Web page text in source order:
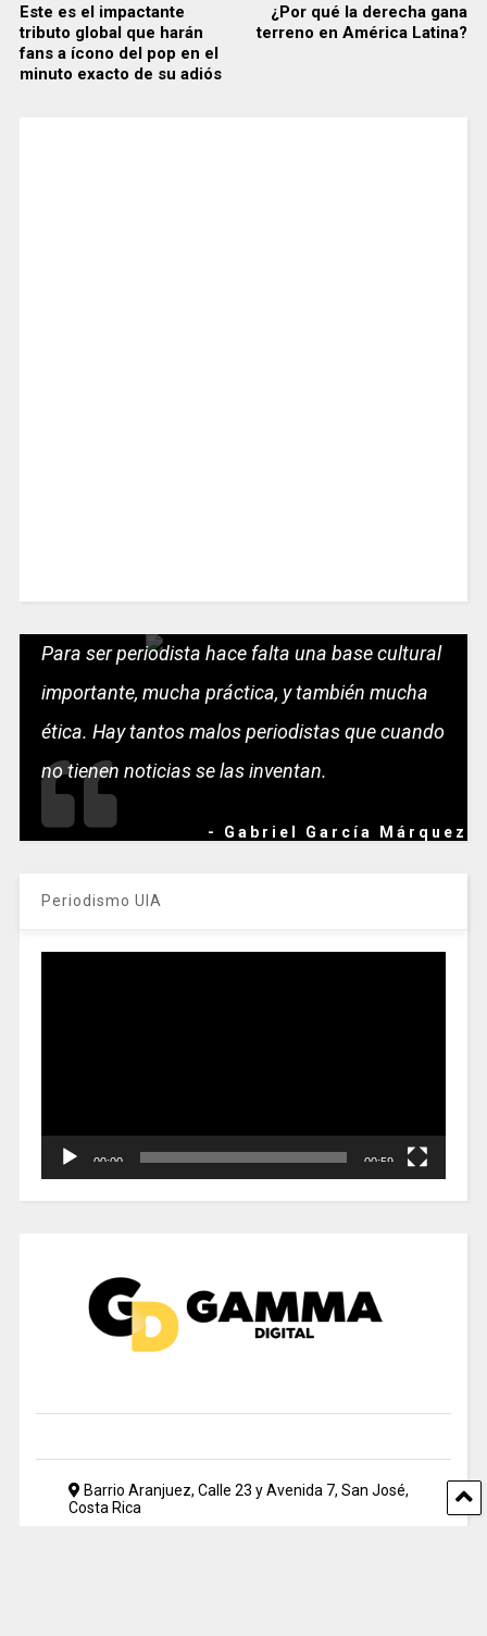
Este es el impactante
tributo global que harán
fans a ícono del pop en el
minuto exacto de su adiós
¿Por qué la derecha gana
terreno en América Latina?
Para ser periodista hace falta una base cultural
importante, mucha práctica, y también mucha
ética. Hay tantos malos periodistas que cuando
no tienen noticias se las inventan.
- Gabriel García Márquez
Periodismo UIA
00:00 00:59
Barrio Aranjuez, Calle 23 y Avenida 7, San José,
Costa Rica